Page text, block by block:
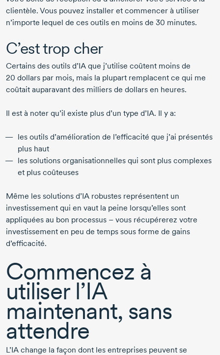
clientèle. Vous pouvez installer et commencer à utiliser
n’importe lequel de ces outils en moins de 30 minutes.
C’est trop cher
Certains des outils d’IA que j’utilise coûtent moins de
20 dollars par mois, mais la plupart remplacent ce qui me
coûtait auparavant des milliers de dollars en heures.
Il est à noter qu’il existe plus d’un type d’IA. Il y a:
les outils d’amélioration de l’efficacité que j’ai présentés
plus haut
les solutions organisationnelles qui sont plus complexes
et plus coûteuses
Même les solutions d’IA robustes représentent un
investissement qui en vaut la peine lorsqu’elles sont
appliquées au bon processus – vous récupérerez votre
investissement en peu de temps sous forme de gains
d’efficacité.
Commencez à
utiliser l’IA
maintenant, sans
attendre
L’IA change la façon dont les entreprises peuvent se